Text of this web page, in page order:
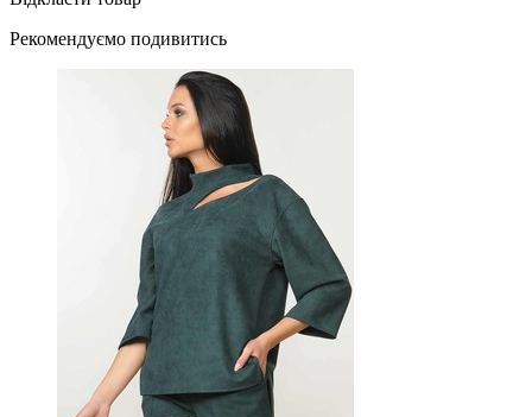
Рекомендуємо подивитись